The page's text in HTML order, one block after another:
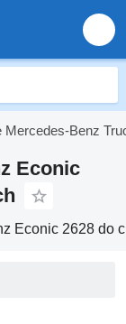
Mercedes-Benz
Econic
Econic 2628 do